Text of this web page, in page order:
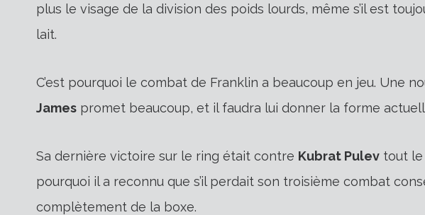
plus le visage de la division des poids lourds, même s’il est
lait.
C’est pourquoi le combat de Franklin a beaucoup en jeu. Une
James promet beaucoup, et il faudra lui donner la forme
Sa dernière victoire sur le ring était contre Kubrat Pulev tout le
pourquoi il a reconnu que s’il perdait son troisième combat
complètement de la boxe.